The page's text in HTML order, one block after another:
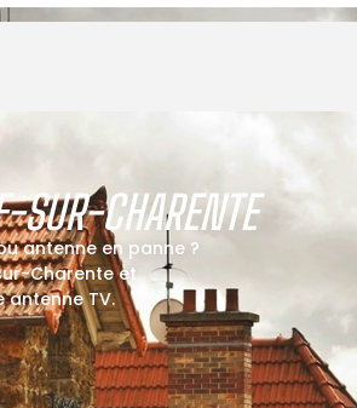
SUR-CHARENTE
antenne en panne ?
Charente et
TV.